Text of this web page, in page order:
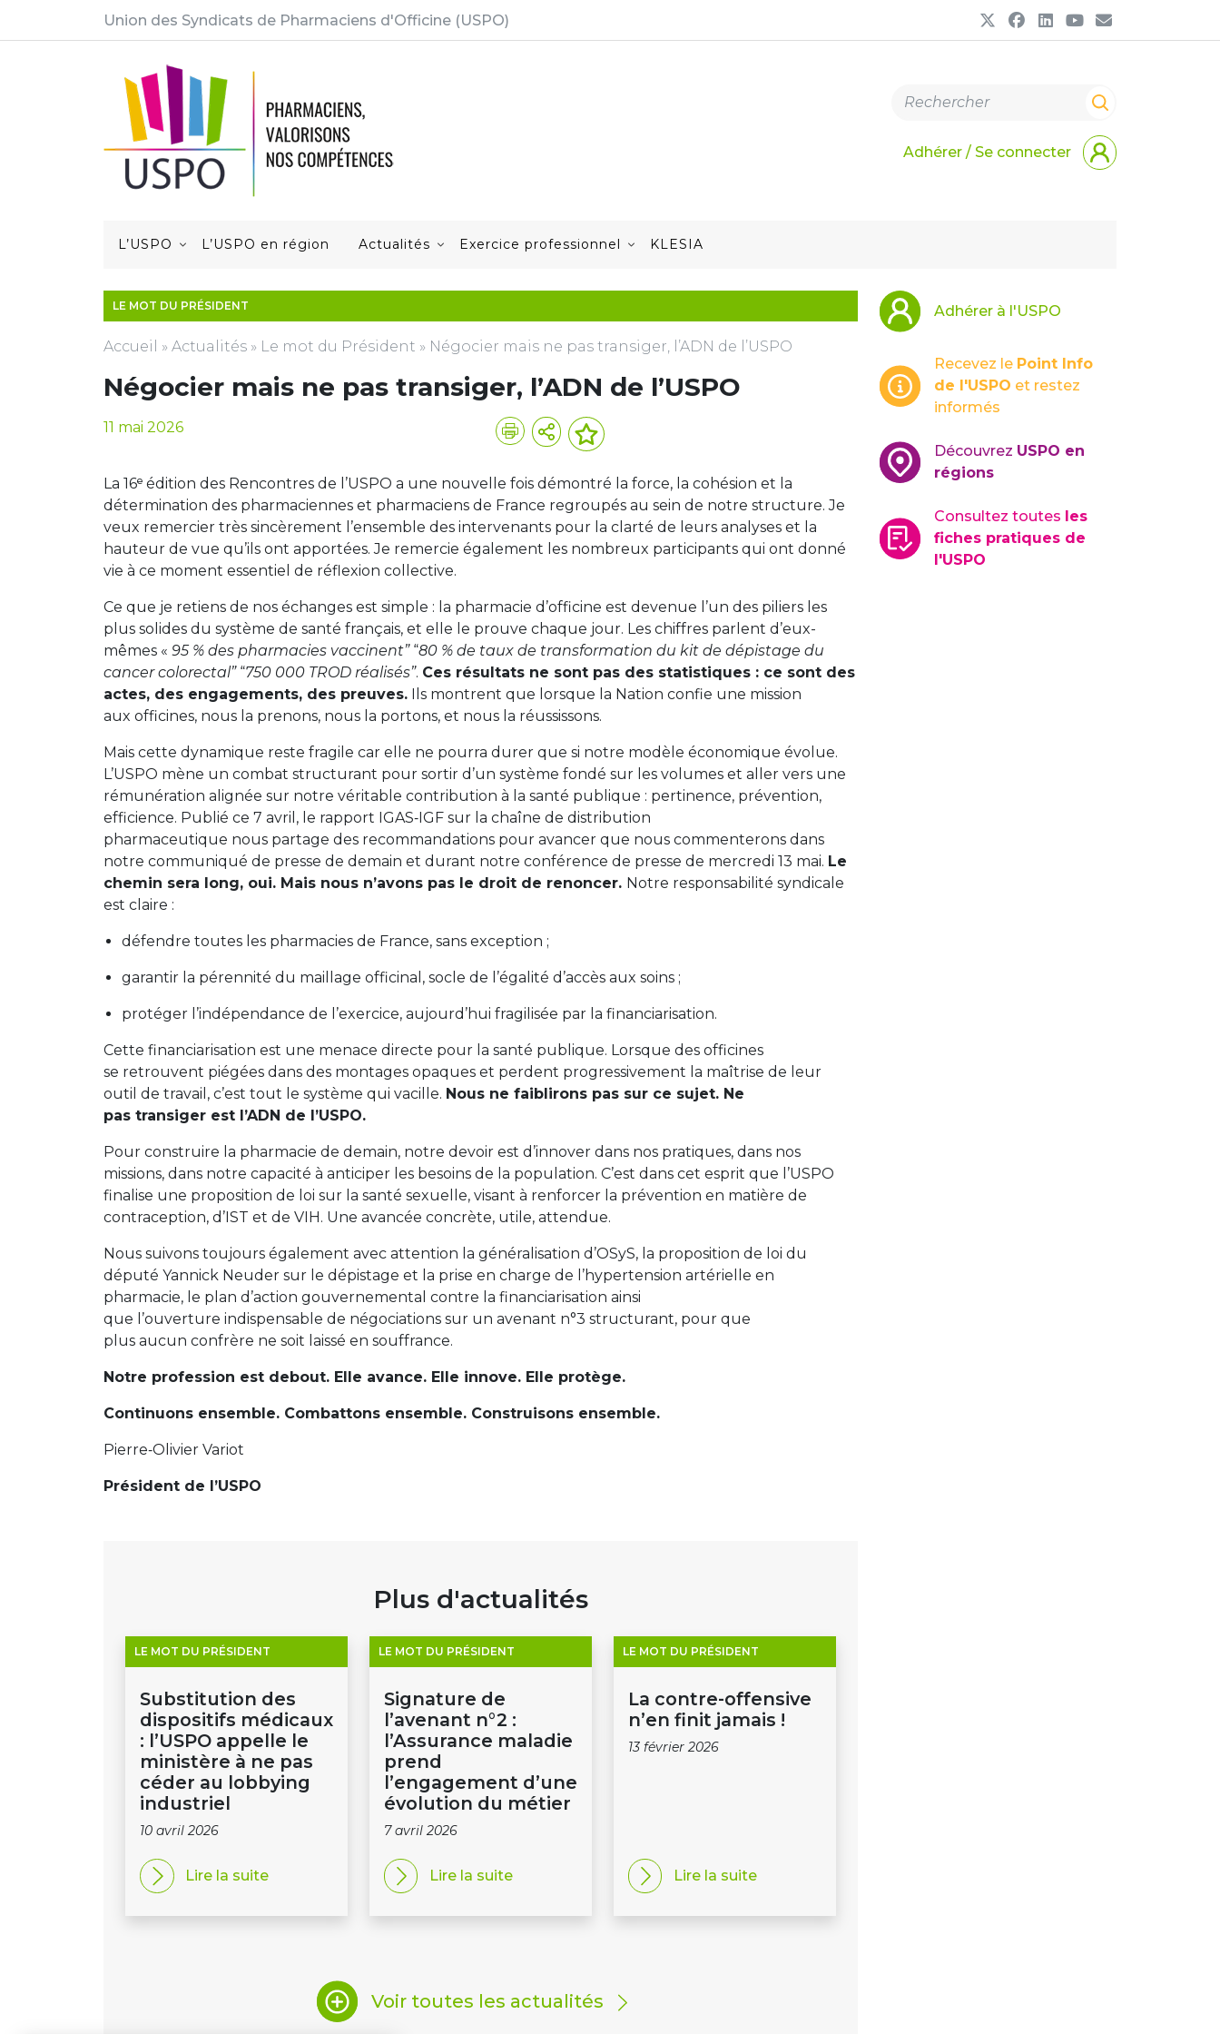
Union des Syndicats de Pharmaciens d'Officine (USPO)
Adhérer / Se connecter
L’USPO L’USPO en région Actualités Exercice professionnel KLESIA
LE MOT DU PRÉSIDENT
Accueil » Actualités » Le mot du Président » Négocier mais ne pas transiger, l’ADN de l’USPO
Négocier mais ne pas transiger, l’ADN de l’USPO
11 mai 2026
La 16ᵉ édition des Rencontres de l’USPO a une nouvelle fois démontré la force, la cohésion et la
détermination des pharmaciennes et pharmaciens de France regroupés au sein de notre structure. Je
veux remercier très sincèrement l’ensemble des intervenants pour la clarté de leurs analyses et la
hauteur de vue qu’ils ont apportées. Je remercie également les nombreux participants qui ont donné
vie à ce moment essentiel de réflexion collective.
Ce que je retiens de nos échanges est simple : la pharmacie d’officine est devenue l’un des piliers les
plus solides du système de santé français, et elle le prouve chaque jour. Les chiffres parlent d’eux-
mêmes « 95 % des pharmacies vaccinent”“80 % de taux de transformation du kit de dépistage du
cancer colorectal”“750 000 TROD réalisés”. Ces résultats ne sont pas des statistiques : ce sont des
actes, des engagements, des preuves. Ils montrent que lorsque la Nation confie une mission
aux officines, nous la prenons, nous la portons, et nous la réussissons.
Mais cette dynamique reste fragile car elle ne pourra durer que si notre modèle économique évolue.
L’USPO mène un combat structurant pour sortir d’un système fondé sur les volumes et aller vers une
rémunération alignée sur notre véritable contribution à la santé publique : pertinence, prévention,
efficience. Publié ce 7 avril, le rapport IGAS‑IGF sur la chaîne de distribution
pharmaceutique nous partage des recommandations pour avancer que nous commenterons dans
notre communiqué de presse de demain et durant notre conférence de presse de mercredi 13 mai. Le
chemin sera long, oui. Mais nous n’avons pas le droit de renoncer. Notre responsabilité syndicale
est claire :
défendre toutes les pharmacies de France, sans exception ;
garantir la pérennité du maillage officinal, socle de l’égalité d’accès aux soins ;
protéger l’indépendance de l’exercice, aujourd’hui fragilisée par la financiarisation.
Cette financiarisation est une menace directe pour la santé publique. Lorsque des officines
se retrouvent piégées dans des montages opaques et perdent progressivement la maîtrise de leur
outil de travail, c’est tout le système qui vacille. Nous ne faiblirons pas sur ce sujet. Ne
pas transiger est l’ADN de l’USPO.
Pour construire la pharmacie de demain, notre devoir est d’innover dans nos pratiques, dans nos
missions, dans notre capacité à anticiper les besoins de la population. C’est dans cet esprit que l’USPO
finalise une proposition de loi sur la santé sexuelle, visant à renforcer la prévention en matière de
contraception, d’IST et de VIH. Une avancée concrète, utile, attendue.
Nous suivons toujours également avec attention la généralisation d’OSyS, la proposition de loi du
député Yannick Neuder sur le dépistage et la prise en charge de l’hypertension artérielle en
pharmacie, le plan d’action gouvernemental contre la financiarisation ainsi
que l’ouverture indispensable de négociations sur un avenant n°3 structurant, pour que
plus aucun confrère ne soit laissé en souffrance.
Notre profession est debout. Elle avance. Elle innove. Elle protège.
Continuons ensemble. Combattons ensemble. Construisons ensemble.
Pierre‑Olivier Variot
Président de l’USPO
Plus d'actualités
LE MOT DU PRÉSIDENT
Substitution des
dispositifs médicaux
: l’USPO appelle le
ministère à ne pas
céder au lobbying
industriel
10 avril 2026
Lire la suite
LE MOT DU PRÉSIDENT
Signature de
l’avenant n°2 :
l’Assurance maladie
prend
l’engagement d’une
évolution du métier
7 avril 2026
Lire la suite
LE MOT DU PRÉSIDENT
La contre-offensive
n’en finit jamais !
13 février 2026
Lire la suite
Voir toutes les actualités
Adhérer à l'USPO
Recevez le Point Info
de l'USPO et restez
informés
Découvrez USPO en
régions
Consultez toutes les
fiches pratiques de
l'USPO